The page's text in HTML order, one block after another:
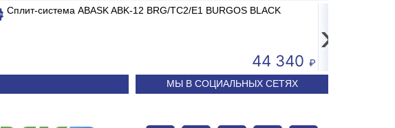
MERTECH M-ER 326 AC-15.2 до 15кг LCD, 2г, без стойки
3 681
Сплит-система ABASK ABK-12 BRG/TC2/E1 BURGOS BLACK
44 340
›
МЫ В СОЦИАЛЬНЫХ СЕТЯХ